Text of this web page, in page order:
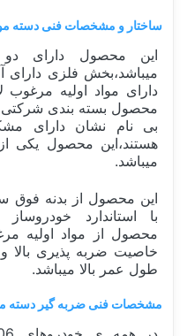
ساختار و مشخصات فنی دسته
این محصول دارای
میباشد،بخش فلزی دارای
دارای مواد اولیه مرغوب
محصول بسته بندی شرکتی
بی نام نشان دارای
هستند،این محصول یکی از
میباشد.
این محصول از بدنه فوق
با استاندارد
محصول از مواد اولیه
خاصیت ضربه پذیری بالا
طول عمر بالا میباشد.
مشخصات فنی ضربه گیر دسته